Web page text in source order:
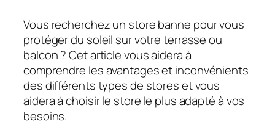
Vous recherchez un store banne pour vous
protéger du soleil sur votre terrasse ou
balcon ? Cet article vous aidera à
comprendre les avantages et inconvénients
des différents types de stores et vous
aidera à choisir le store le plus adapté à vos
besoins.